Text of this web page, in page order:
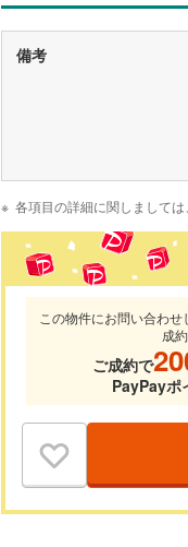
備考
各項目の詳細に関しまして
この物件にお問い合わ
成
ご成約で
PayPayポ